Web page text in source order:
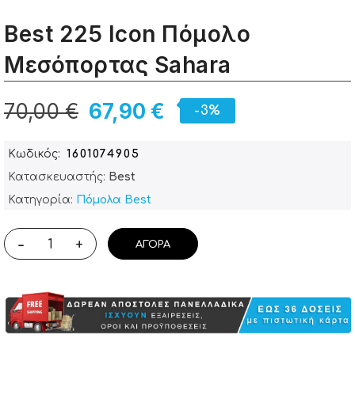
Best 225 Icon Πόμολο
Μεσόπορτας Sahara
67,90 €
70,00 € -3%
Κωδικός
1601074905
Κατασκευαστής: Best
Κατηγορία: Πόμολα Best
- + ΑΓΟΡΆ